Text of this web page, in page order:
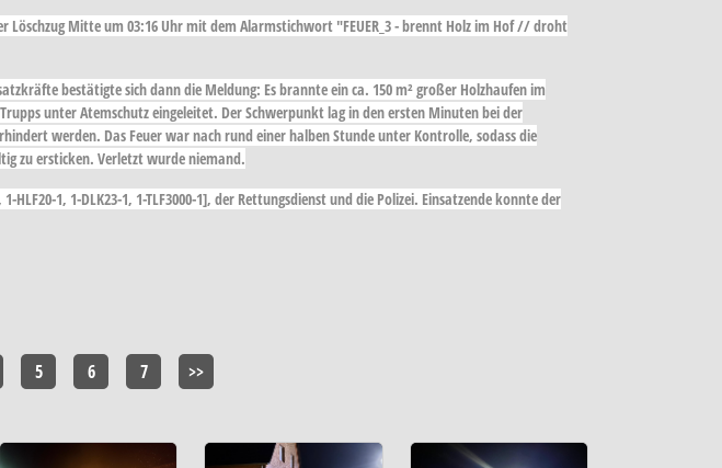
Mitte um 03:16 Uhr mit dem Alarmstichwort "FEUER_3 - brennt Holz im Hof // droht
bestätigte sich dann die Meldung: Es brannte ein ca. 150 m² großer Holzhaufen im
unter Atemschutz eingeleitet. Der Schwerpunkt lag in den ersten Minuten bei der
werden. Das Feuer war nach rund einer halben Stunde unter Kontrolle, sodass die
zu ersticken. Verletzt wurde niemand.
HLF20-1, 1-DLK23-1, 1-TLF3000-1], der Rettungsdienst und die Polizei. Einsatzende konnte der
5 6 7 >>